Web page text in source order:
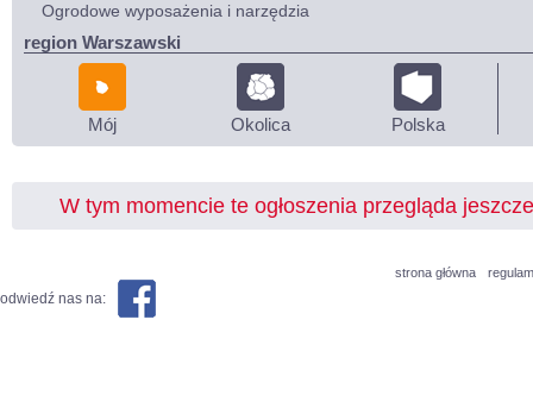
Ogrodowe wyposażenia i narzędzia
region Warszawski
Mój Okolica Polska
W tym momencie te ogłoszenia przegląda
strona główna
odwiedź nas na: